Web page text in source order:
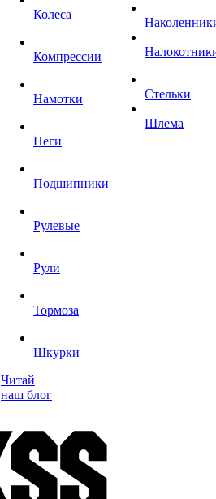
Колеса
Компрессии
Намотки
Пеги
Подшипники
Рулевые
Рули
Тормоза
Шкурки
Читай
наш блог
Стельки
Шлема